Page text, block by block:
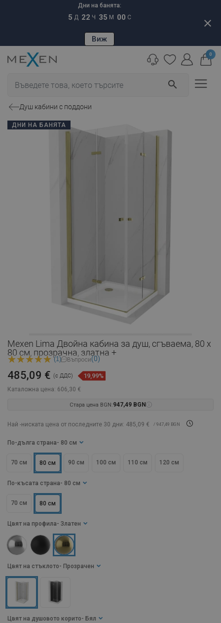
Дни на банята:
5 Д 22 Ч 34 М 59 С
Виж
close
search
0
Душ кабини с поддони
ДНИ НА БАНЯТА
Mexen Lima Двойна кабина за душ, сгъваема, 80 x
80 см, прозрачна, златна +
(1) Въпроси(0)
Каталожна цена: 606,30 €
485,09 € (с ДДС) 19,99%
Стара цена BGN:947,49 BGN
Най -ниската цена от последните 30 дни: 485,09 € / 947,49 BGN
По-дълга страна - 80 см
70 см 80 см 90 см 100 см 110 см 120 см
По-късата страна - 80 см
70 см 80 см
Цвят на стъклото - Прозрачен
Цвят на профила - Златен
Цвят на душовото корито - Бял